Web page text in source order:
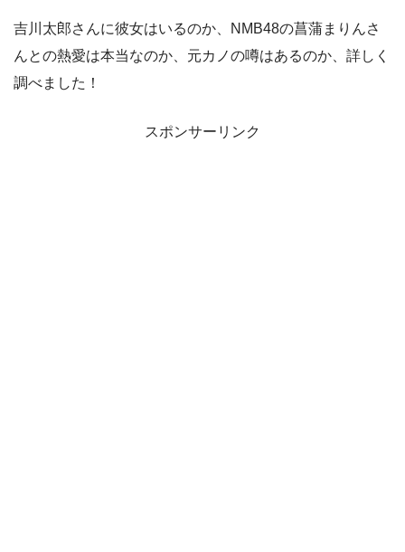
吉川太郎さんに彼女はいるのか、NMB48の菖蒲まりんさ
んとの熱愛は本当なのか、元カノの噂はあるのか、詳しく
調べました！
スポンサーリンク